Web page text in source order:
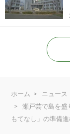
ホーム ニュース
瀬戸芸で島を
もてなし」の準備